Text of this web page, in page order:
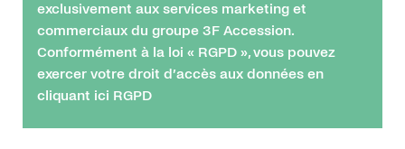
exclusivement aux services marketing et
commerciaux du groupe 3F Accession.
Conformément à la loi « RGPD », vous pouvez
exercer votre droit d’accès aux données en
cliquant ici RGPD